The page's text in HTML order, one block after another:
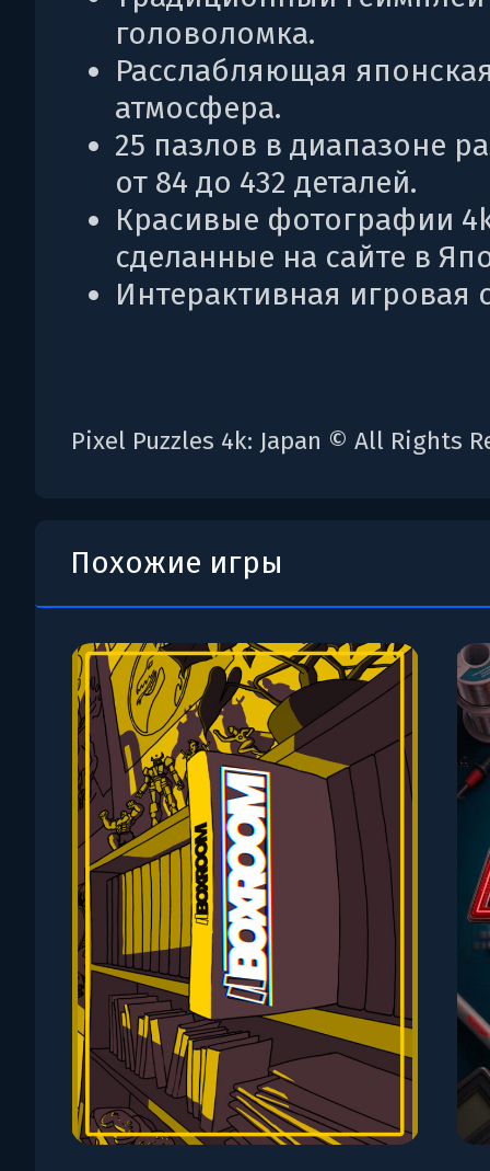
головоломка.
Расслабляющая
атмосфера.
25 пазлов в диапазоне
от 84 до 432 деталей.
Красивые фотографии
сделанные на сайте в
Интерактивная игровая
Pixel Puzzles 4k: Japan © All Rights
Похожие игры